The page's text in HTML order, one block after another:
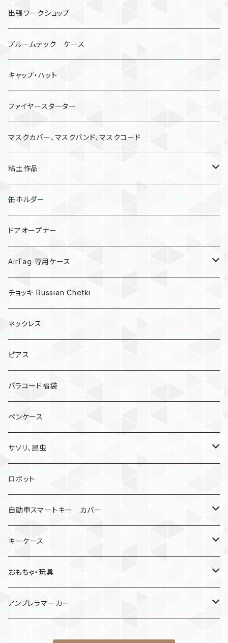
出張ワークショップ
プルームテック ケース
キャップ・ハット
ファイヤースターター
マスクカバー、マスクバンド、マスクコード
粘土作品
亀
キノコ
缶ホルダー
ドアオープナー
AirTag 専用ケース
AirTagキーリング
チョッキ Russian Chetki
ネックレス
ピアス
パラコード福袋
ペンケース
サソリ、昆虫
サソリ
クモ
ロボット
自動車スマートキー カバー
日産
キーケース
MDF材
おもちゃ・玩具
けん玉
アンブレラマーカー